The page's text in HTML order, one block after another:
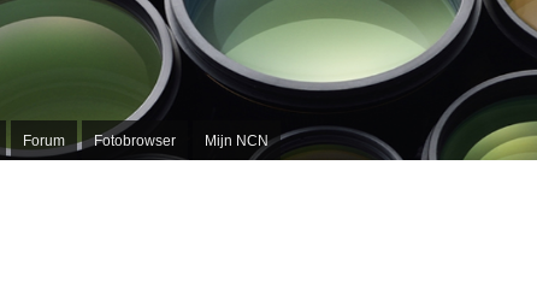
Forum Fotobrowser Mijn NCN